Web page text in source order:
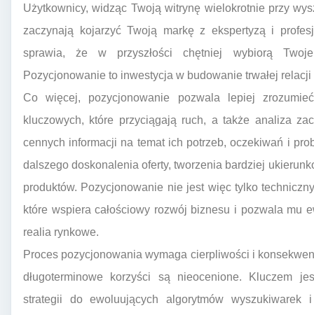
Użytkownicy, widząc Twoją witrynę wielokrotnie przy
zaczynają kojarzyć Twoją markę z ekspertyzą i
sprawia, że w przyszłości chętniej wybiorą
Pozycjonowanie to inwestycja w budowanie trwałej
Co więcej, pozycjonowanie pozwala lepiej
kluczowych, które przyciągają ruch, a także analiza
cennych informacji na temat ich potrzeb, oczekiwań i
dalszego doskonalenia oferty, tworzenia bardziej
produktów. Pozycjonowanie nie jest więc tylko
które wspiera całościowy rozwój biznesu i pozwala mu
realia rynkowe.
Proces pozycjonowania wymaga cierpliwości i
długoterminowe korzyści są nieocenione. Kluczem
strategii do ewoluujących algorytmów